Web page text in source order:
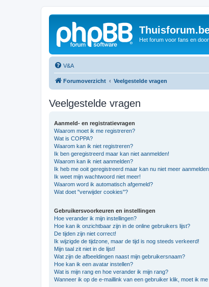
Het forum voor fans en
V&A
Forumoverzicht Veelgestelde vragen
Veelgestelde vragen
Aanmeld- en registratievragen
Waarom moet ik me registreren?
Wat is COPPA?
Waarom kan ik niet registreren?
Ik ben geregistreerd maar kan niet aanmelden!
Waarom kan ik niet aanmelden?
Ik heb me ooit geregistreerd maar kan nu niet meer
Ik weet mijn wachtwoord niet meer!
Waarom word ik automatisch afgemeld?
Wat doet "verwijder cookies"?
Gebruikersvoorkeuren en instellingen
Hoe verander ik mijn instellingen?
Hoe kan ik onzichtbaar zijn in de online gebruikers lijst?
De tijden zijn niet correct!
Ik wijzigde de tijdzone, maar de tijd is nog steeds verkeerd!
Mijn taal zit niet in de lijst!
Wat zijn de afbeeldingen naast mijn gebruikersnaam?
Hoe kan ik een avatar instellen?
Wat is mijn rang en hoe verander ik mijn rang?
Wanneer ik op de e-maillink van een gebruiker klik, moet ik